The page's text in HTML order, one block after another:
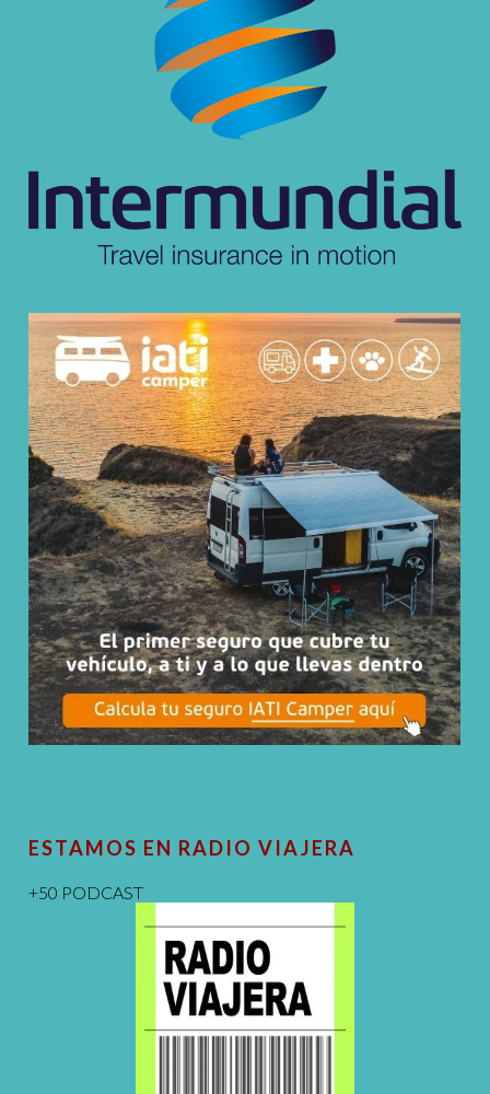
ESTAMOS EN RADIO VIAJERA
+50 PODCAST